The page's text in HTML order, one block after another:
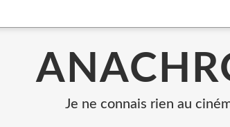
Je ne connais rien au